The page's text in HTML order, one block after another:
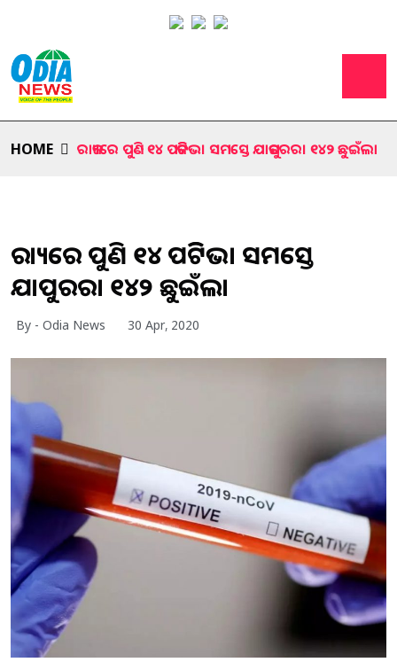
HOME ରାଜ୍ୟରେ ପୁଣି ୧୪ ପଜିଟିଭ। ସମସ୍ତେ ଯାଜପୁରର। ୧୪୨ ଛୁଇଁଲା
ରାଜ୍ୟରେ ପୁଣି ୧୪ ପଜିଟିଭ। ସମସ୍ତେ
ଯାଜପୁରର। ୧୪୨ ଛୁଇଁଲା
By - Odia News 30 Apr, 2020